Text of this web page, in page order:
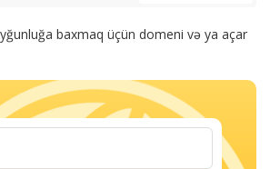
baxmaq üçün domeni və ya açar